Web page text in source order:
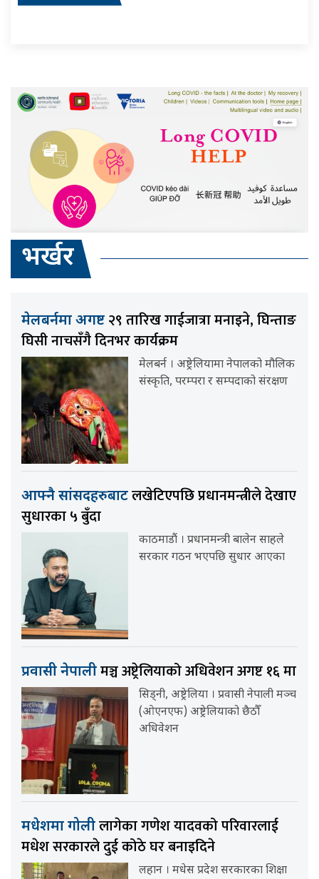
भर्खर
मेलबर्नमा अगष्ट २९ तारिख गाईजात्रा मनाइने, घिन्ताङ
घिसी नाचसँगै दिनभर कार्यक्रम
मेलबर्न । अष्ट्रेलियामा नेपालको मौलिक
संस्कृति, परम्परा र सम्पदाको संरक्षण
आफ्नै सांसदहरुबाटलखेटिएपछि प्रधानमन्त्रीले देखाए
सुधारका ५ बुँदा
काठमाडौं । प्रधानमन्त्री बालेन साहले
सरकार गठन भएपछि सुधार आएका
प्रवासी नेपालीमञ्च अष्ट्रेलियाको अधिवेशन अगष्ट १६ मा
सिड्नी, अष्ट्रेलिया । प्रवासी नेपाली मञ्च
(ओएनएफ) अष्ट्रेलियाको छैठौँ
अधिवेशन
मधेशमा गोलीलागेका गणेश यादवको परिवारलाई
मधेश सरकारले दुई कोठे घर बनाइदिने
लहान । मधेस प्रदेश सरकारका शिक्षा